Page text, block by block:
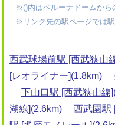
※()内はベルーナドームから
※リンク先の駅ページでは
西武球場前駅 [西武狭山
[レオライナー](1.8km)
下山口駅 [西武狭山線
湖線](2.6km)
西武園駅